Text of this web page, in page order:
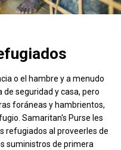
o el hambre y a menudo
seguridad y casa, pero
foráneas y hambrientos,
Samaritan's Purse les
refugiados al proveerles de
suministros de primera